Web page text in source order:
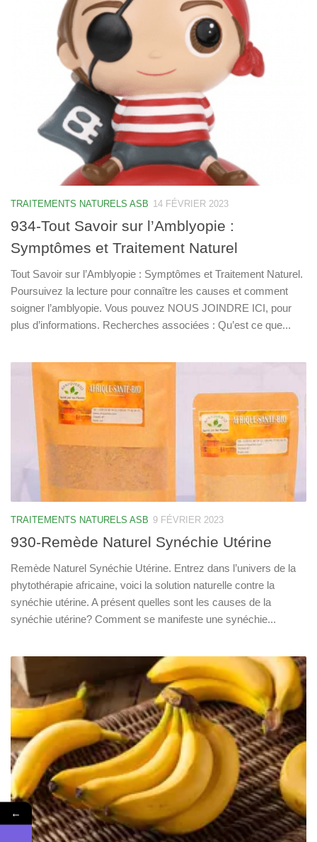
TRAITEMENTS NATURELS ASB 14 FÉVRIER 2023
934-Tout Savoir sur l’Amblyopie :
Symptômes et Traitement Naturel
Tout Savoir sur l’Amblyopie : Symptômes et Traitement Naturel.
Poursuivez la lecture pour connaître les causes et comment
soigner l’amblyopie. Vous pouvez NOUS JOINDRE ICI, pour
plus d’informations. Recherches associées : Qu’est ce que...
TRAITEMENTS NATURELS ASB 9 FÉVRIER 2023
930-Remède Naturel Synéchie Utérine
Remède Naturel Synéchie Utérine. Entrez dans l’univers de la
phytothérapie africaine, voici la solution naturelle contre la
synéchie utérine. A présent quelles sont les causes de la
synéchie utérine? Comment se manifeste une synéchie...
←